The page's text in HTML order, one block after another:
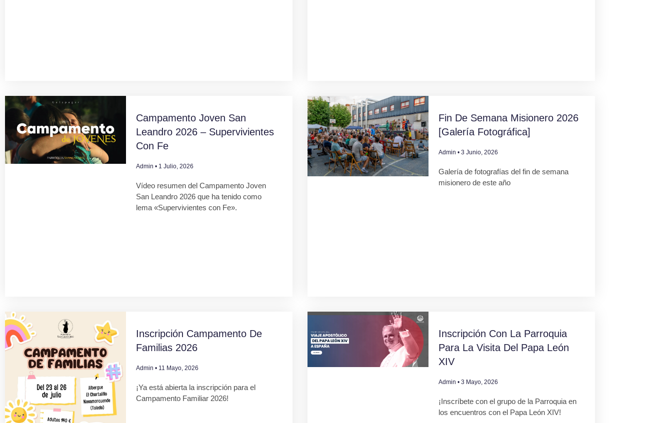
Campamento Joven San
Leandro 2026 – Supervivientes
Con Fe
Admin 1 Julio, 2026
Vídeo resumen del Campamento Joven
San Leandro 2026 que ha tenido como
lema «Supervivientes con Fe».
Fin De Semana Misionero 2026
[Galería Fotográfica]
Admin 3 Junio, 2026
Galería de fotografías del fin de semana
misionero de este año
Inscripción Campamento De
Familias 2026
Admin 11 Mayo, 2026
¡Ya está abierta la inscripción para el
Campamento Familiar 2026!
Inscripción Con La Parroquia
Para La Visita Del Papa León
XIV
Admin 3 Mayo, 2026
¡Inscríbete con el grupo de la Parroquia en
los encuentros con el Papa León XIV!